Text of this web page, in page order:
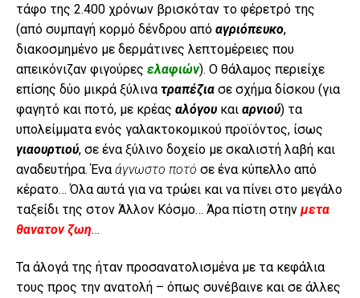
τάφο της 2.400 χρόνων βρισκόταν το φέρετρό της
(από συμπαγή κορμό δένδρου από αγριόπευκο,
διακοσμημένο με δερμάτινες λεπτομέρειες που
απεικόνιζαν φιγούρες ελαφιών). Ο θάλαμος περιείχε
επίσης δύο μικρά ξύλινατραπέζια σε σχήμα δίσκου (για
φαγητό και ποτό, με κρέας αλόγου και αρνιού) τα
υπολείμματα ενός γαλακτοκομικού προϊόντος, ίσως
γιαουρτιού, σε ένα ξύλινο δοχείο με σκαλιστή λαβή και
αναδευτήρα. Έναάγνωστο ποτό σε ένα κύπελλο από
κέρατο… Όλα αυτά για να τρώει και να πίνει στο μεγάλο
ταξείδι της στον Άλλον Κόσμο… Άρα πίστη στην μετα
θανατον ζωη…
Τα άλογά της ήταν προσανατολισμένα με τα κεφάλια
τους προς την ανατολή – όπως συνέβαινε και σε άλλες